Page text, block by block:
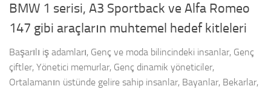
BMW 1 serisi, A3 Sportback ve Alfa Romeo
147 gibi araçların muhtemel hedef kitleleri
Başarılı iş adamları, Genç ve moda bilincindeki insanlar, Genç
çiftler, Yönetici memurlar, Genç dinamik yöneticiler,
Ortalamanın üstünde gelire sahip insanlar, Bayanlar, Bekarlar,